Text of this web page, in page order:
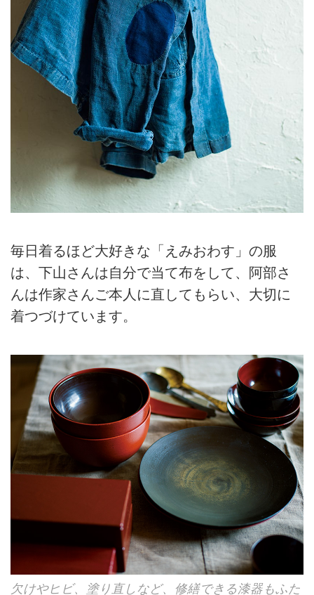
毎日着るほど大好きな「えみおわす」の服
は、下山さんは自分で当て布をして、阿部さ
んは作家さんご本人に直してもらい、大切に
着つづけています。
欠けやヒビ、塗り直しなど、修繕できる漆器もふた